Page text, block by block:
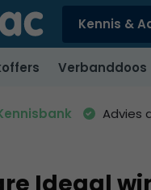
Kennis &
Verbanddoos
Advies